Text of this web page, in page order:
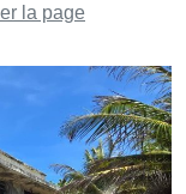
la page